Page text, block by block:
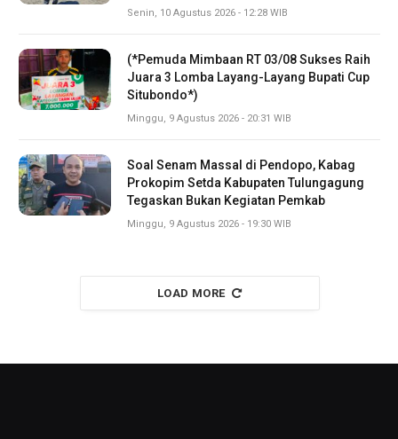
Senin, 10 Agustus 2026 - 12:28 WIB
(*Pemuda Mimbaan RT 03/08 Sukses Raih
Juara 3 Lomba Layang-Layang Bupati Cup
Situbondo*)
Minggu, 9 Agustus 2026 - 20:31 WIB
Soal Senam Massal di Pendopo, Kabag
Prokopim Setda Kabupaten Tulungagung
Tegaskan Bukan Kegiatan Pemkab
Minggu, 9 Agustus 2026 - 19:30 WIB
LOAD MORE